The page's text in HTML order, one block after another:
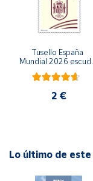
Ubicación
Península
Baleares
Tusello España
Mundial 2026 escudo
blanco
2 €
Lo último de